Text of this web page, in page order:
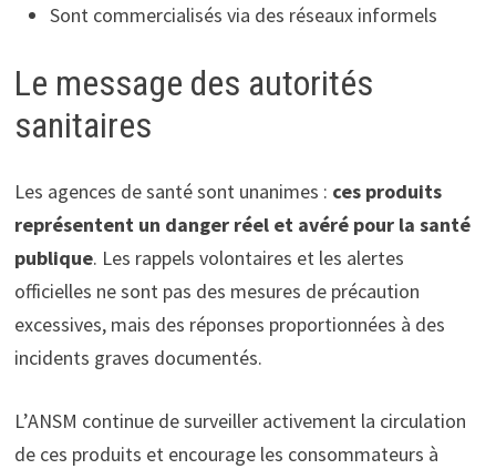
Sont commercialisés via des réseaux informels
Le message des autorités
sanitaires
Les agences de santé sont unanimes : ces produits
représentent un danger réel et avéré pour la santé
publique. Les rappels volontaires et les alertes
officielles ne sont pas des mesures de précaution
excessives, mais des réponses proportionnées à des
incidents graves documentés.
L’ANSM continue de surveiller activement la circulation
de ces produits et encourage les consommateurs à